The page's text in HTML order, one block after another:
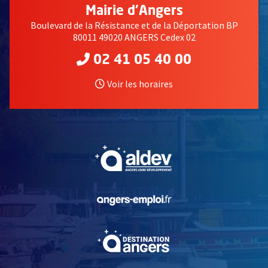
Mairie d'Angers
Boulevard de la Résistance et de la Déportation BP
80011 49020 ANGERS Cedex 02
02 41 05 40 00
Voir les horaires
, Ouvre une nouvelle